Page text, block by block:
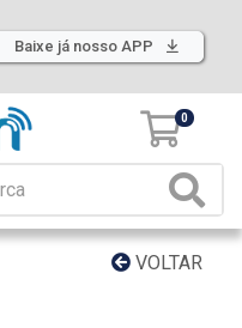
Baixe já nosso APP
0
VOLTAR